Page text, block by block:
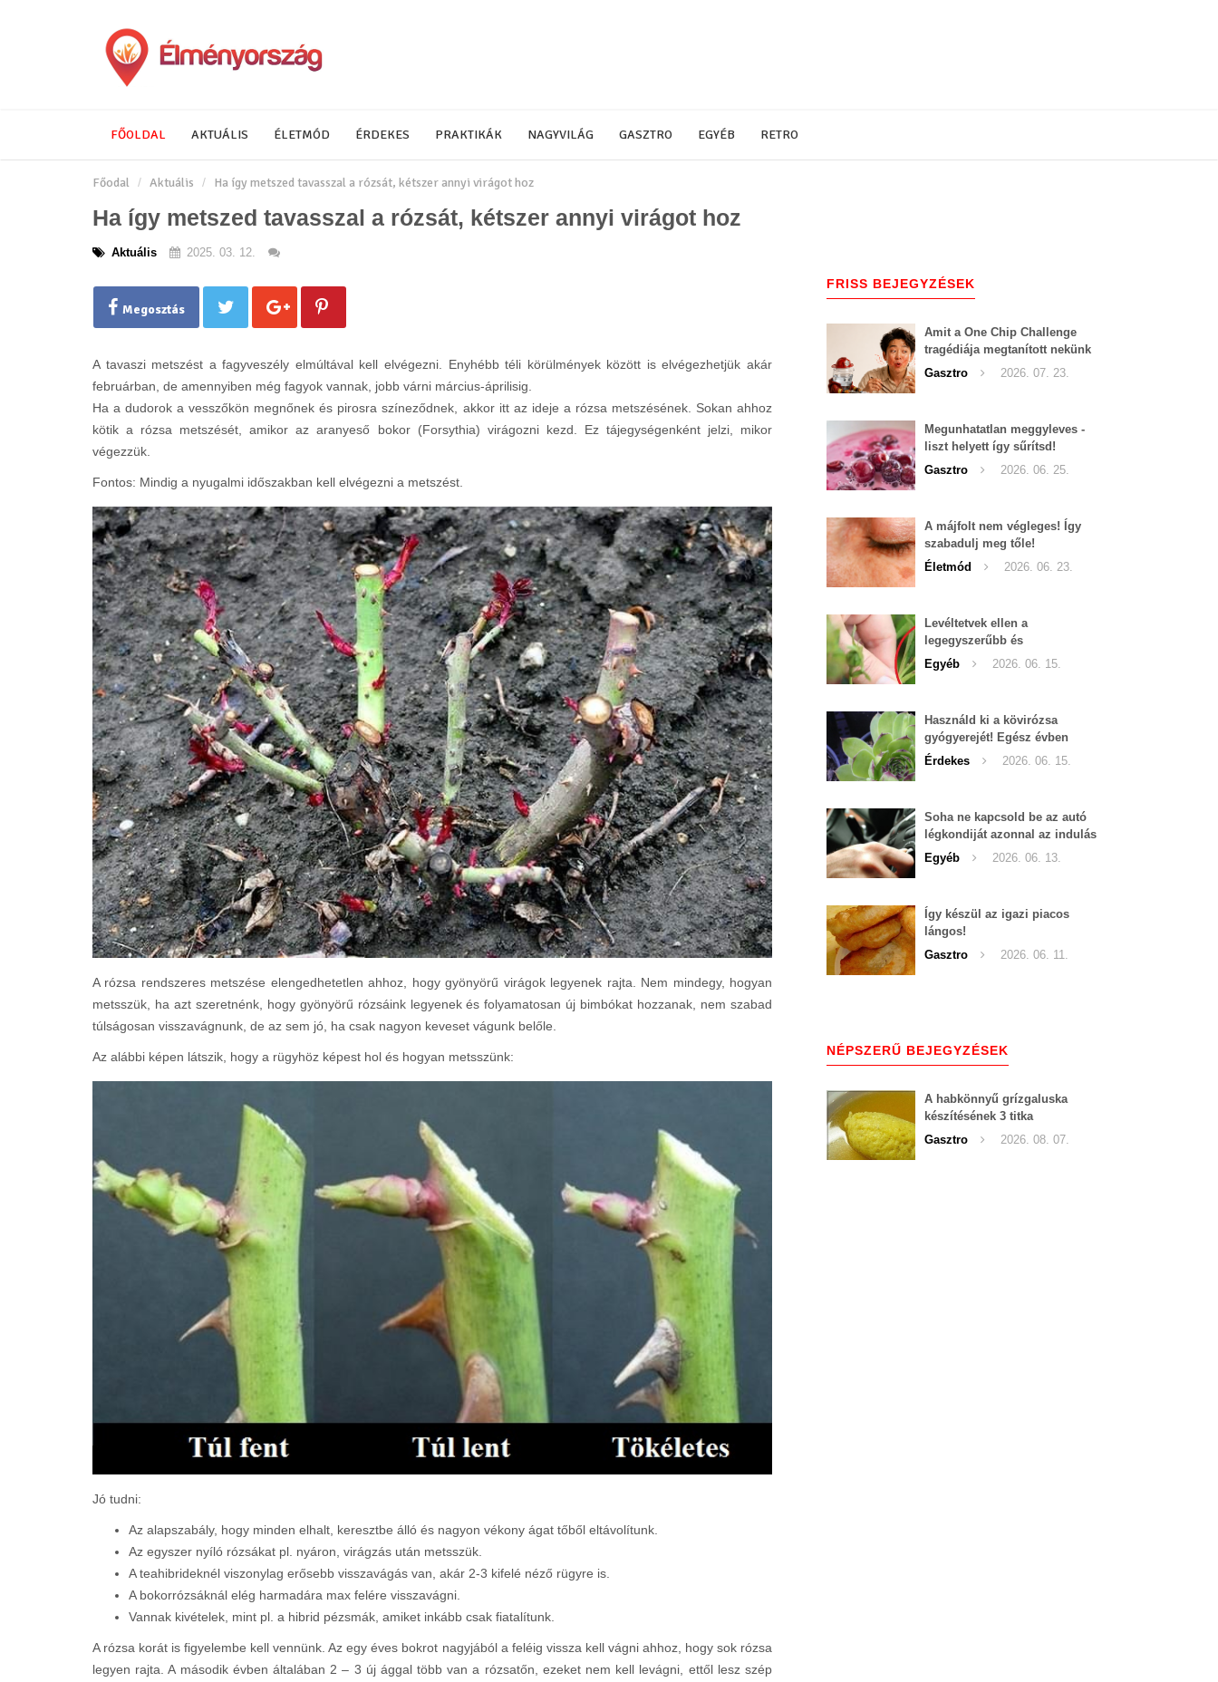
FŐOLDAL AKTUÁLIS ÉLETMÓD ÉRDEKES PRAKTIKÁK NAGYVILÁG GASZTRO EGYÉB RETRO
Főodal Aktuális Ha így metszed tavasszal a rózsát, kétszer annyi virágot hoz
Ha így metszed tavasszal a rózsát, kétszer annyi virágot hoz
Aktuális 2025. 03. 12.
Megosztás
A tavaszi metszést a fagyveszély elmúltával kell elvégezni. Enyhébb téli körülmények között is elvégezhetjük akár
februárban, de amennyiben még fagyok vannak, jobb várni március-áprilisig.
Ha a dudorok a vesszőkön megnőnek és pirosra színeződnek, akkor itt az ideje a rózsa metszésének. Sokan ahhoz
kötik a rózsa metszését, amikor az aranyeső bokor (Forsythia) virágozni kezd. Ez tájegységenként jelzi, mikor
végezzük.
Fontos: Mindig a nyugalmi időszakban kell elvégezni a metszést.
A rózsa rendszeres metszése elengedhetetlen ahhoz, hogy gyönyörű virágok legyenek rajta. Nem mindegy, hogyan
metsszük, ha azt szeretnénk, hogy gyönyörű rózsáink legyenek és folyamatosan új bimbókat hozzanak, nem szabad
túlságosan visszavágnunk, de az sem jó, ha csak nagyon keveset vágunk belőle.
Az alábbi képen látszik, hogy a rügyhöz képest hol és hogyan metsszünk:
Jó tudni:
Az alapszabály, hogy minden elhalt, keresztbe álló és nagyon vékony ágat tőből eltávolítunk.
Az egyszer nyíló rózsákat pl. nyáron, virágzás után metsszük.
A teahibrideknél viszonylag erősebb visszavágás van, akár 2-3 kifelé néző rügyre is.
A bokorrózsáknál elég harmadára max felére visszavágni.
Vannak kivételek, mint pl. a hibrid pézsmák, amiket inkább csak fiatalítunk.
A rózsa korát is figyelembe kell vennünk. Az egy éves bokrot nagyjából a feléig vissza kell vágni ahhoz, hogy sok rózsa
legyen rajta. A második évben általában 2 – 3 új ággal több van a rózsatőn, ezeket nem kell levágni, ettől lesz szép
FRISS BEJEGYZÉSEK
Amit a One Chip Challenge
tragédiája megtanított nekünk
a csípős kihívásokról
Gasztro 2026. 07. 23.
Megunhatatlan meggyleves -
liszt helyett így sűrítsd!
Gasztro
2026. 06. 25.
A májfolt nem végleges! Így
szabadulj meg tőle!
Életmód
2026. 06. 23.
Levéltetvek ellen a
legegyszerűbb és
leghatékonyabb filléres
háziszer
Egyéb 2026. 06. 15.
Használd ki a kövirózsa
gyógyerejét! Egész évben
hozzáférhető.
Érdekes 2026. 06. 15.
Soha ne kapcsold be az autó
légkondiját azonnal az indulás
után!
Egyéb 2026. 06. 13.
Így készül az igazi piacos
lángos!
Gasztro
2026. 06. 11.
NÉPSZERŰ BEJEGYZÉSEK
A habkönnyű grízgaluska
készítésének 3 titka
Gasztro
2026. 08. 07.